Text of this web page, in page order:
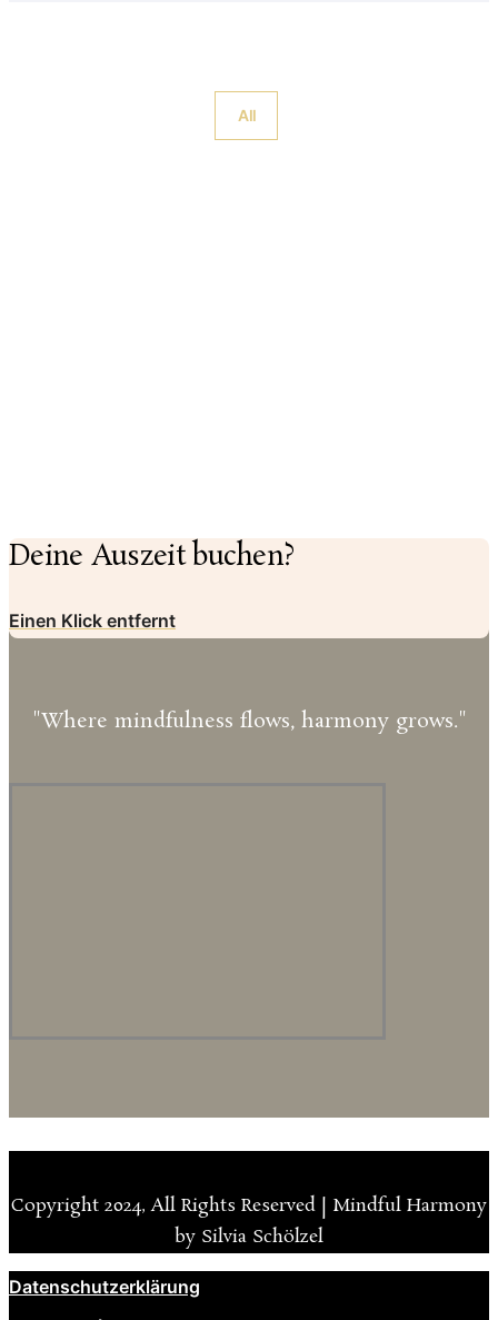
All
Deine Auszeit buchen?
Einen Klick entfernt
"Where mindfulness flows, harmony grows."
Copyright 2024, All Rights Reserved | Mindful Harmony
by Silvia Schölzel
Datenschutzerklärung